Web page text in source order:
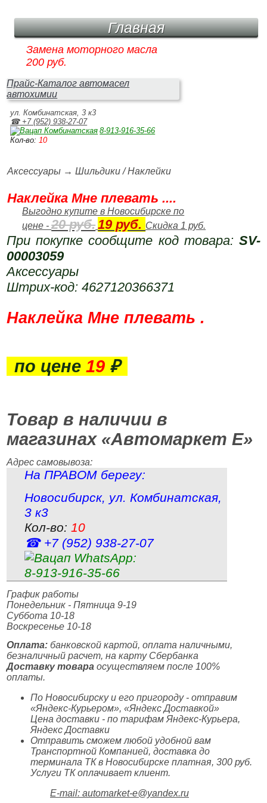
Главная
Замена моторного масла
200 руб.
Прайс-Каталог автомасел
автохимии
ул. Комбинатская, 3 к3
☎ +7 (952) 938‑27‑07
8‑913‑916‑35‑66
Кол-во:10
Аксессуары →Шильдики / Наклейки
Наклейка Мне плевать ....
Выгодно купите в Новосибирске по
цене -20 руб.19 руб. Скидка 1 руб.
При покупке сообщите код товара: SV-
00003059
Аксессуары
Штрих-код: 4627120366371
Наклейка Мне плевать .
по цене19 ₽
Товар в наличии в
магазинах «Автомаркет Е»
Адрес самовывоза:
На ПРАВОМ берегу:
Новосибирск, ул. Комбинатская,
3 к3
Кол-во: 10
☎ +7 (952) 938‑27‑07
WhatsApp:
8‑913‑916‑35‑66
График работы
Понедельник - Пятница 9-19
Суббота 10-18
Воскресенье 10-18
Оплата: банковской картой, оплата наличными,
безналичный расчет, на карту Сбербанка
Доставку товара осуществляем после 100%
оплаты.
По Новосибирску и его пригороду - отправим
«Яндекс-Курьером», «Яндекс Доставкой»
Цена доставки - по тарифам Яндекс-Курьера,
Яндекс Доставки
Отправить сможем любой удобной вам
Транспортной Компанией, доставка до
терминала ТК в Новосибирске платная, 300 руб.
Услуги ТК оплачивает клиент.
E-mail: automarket-e@yandex.ru